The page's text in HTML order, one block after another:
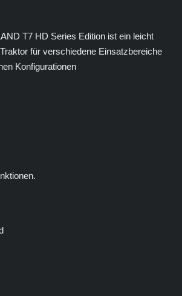
T7 HD Series Edition ist ein leicht
für verschiedene Einsatzbereiche
Konfigurationen